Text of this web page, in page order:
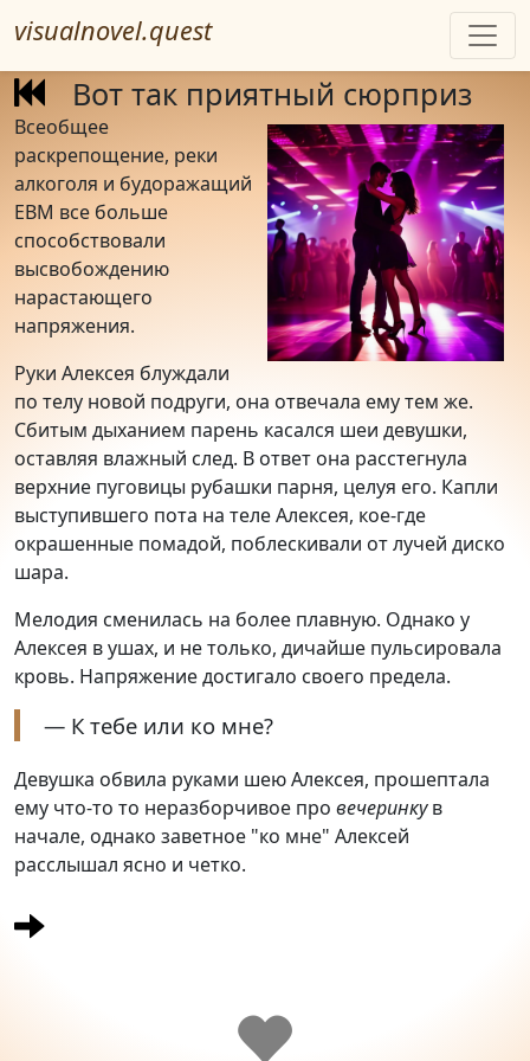
visualnovel.quest
Вот так приятный сюрприз
Всеобщее
раскрепощение, реки
алкоголя и будоражащий
EBM все больше
способствовали
высвобождению
нарастающего
напряжения.
Руки Алексея блуждали
по телу новой подруги, она отвечала ему тем же.
Сбитым дыханием парень касался шеи девушки,
оставляя влажный след. В ответ она расстегнула
верхние пуговицы рубашки парня, целуя его. Капли
выступившего пота на теле Алексея, кое-где
окрашенные помадой, поблескивали от лучей диско
шара.
Мелодия сменилась на более плавную. Однако у
Алексея в ушах, и не только, дичайше пульсировала
кровь. Напряжение достигало своего предела.
— К тебе или ко мне?
Девушка обвила руками шею Алексея, прошептала
ему что-то то неразборчивое про вечеринкув
начале, однако заветное "ко мне" Алексей
расслышал ясно и четко.